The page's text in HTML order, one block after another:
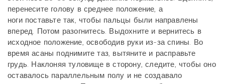
перенесите голову в среднее положение, а
ноги поставьте так, чтобы пальцы были направлены
вперед. Потом разогнитесь. Выдохните и вернитесь в
исходное положение, освободив руки из-за спины. Во
время асаны поднимите таз, вытяните и расправьте
грудь. Наклоняя туловище в сторону, следите, чтобы оно
оставалось параллельным полу и не создавало